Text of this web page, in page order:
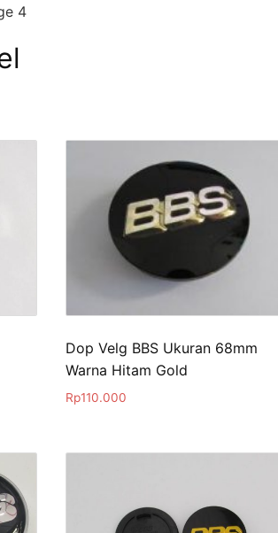
4
Dop Velg BBS Ukuran 68mm
Warna Hitam Gold
Rp110.000